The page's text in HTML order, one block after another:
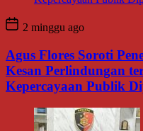
2 minggu ago
Agus Flores Soroti
Kesan Perlindungan
Kepercayaan Publik